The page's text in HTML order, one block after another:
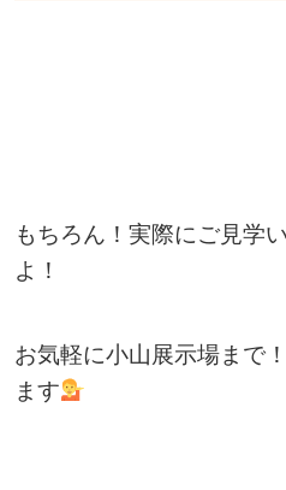
もちろん！実際にご見学
よ！
お気軽に小山展示場まで
ます